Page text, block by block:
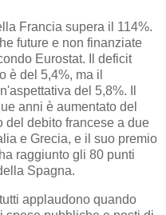
Francia supera il 114%.
future e non finanziate
Eurostat. Il deficit
è del 5,4%, ma il
del 5,8%. Il
anni è aumentato del
del debito francese a due
e Grecia, e il suo premio
raggiunto gli 80 punti
Spagna.
applaudono quando